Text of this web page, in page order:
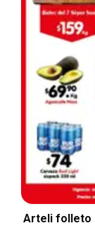
Arteli folleto